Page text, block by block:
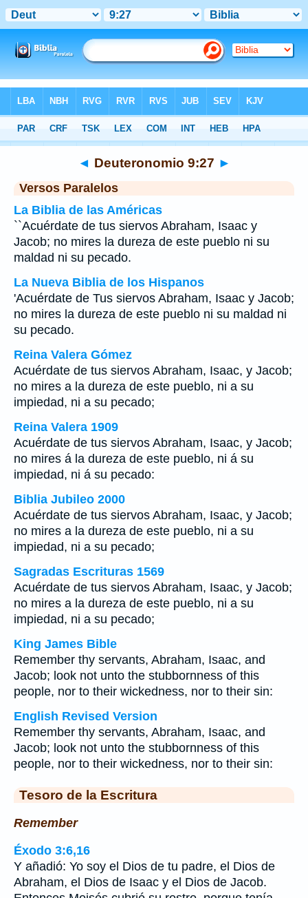
>Deuteronomio >Capítulo 9 > Verso 27
◄ Deuteronomio 9:27 ►
Versos Paralelos
La Biblia de las Américas
``Acuérdate de tus siervos Abraham, Isaac y
Jacob; no mires la dureza de este pueblo ni su
maldad ni su pecado.
La Nueva Biblia de los Hispanos
'Acuérdate de Tus siervos Abraham, Isaac y Jacob;
no mires la dureza de este pueblo ni su maldad ni
su pecado.
Reina Valera Gómez
Acuérdate de tus siervos Abraham, Isaac, y Jacob;
no mires a la dureza de este pueblo, ni a su
impiedad, ni a su pecado;
Reina Valera 1909
Acuérdate de tus siervos Abraham, Isaac, y Jacob;
no mires á la dureza de este pueblo, ni á su
impiedad, ni á su pecado:
Biblia Jubileo 2000
Acuérdate de tus siervos Abraham, Isaac, y Jacob;
no mires a la dureza de este pueblo, ni a su
impiedad, ni a su pecado;
Sagradas Escrituras 1569
Acuérdate de tus siervos Abraham, Isaac, y Jacob;
no mires a la dureza de este pueblo, ni a su
impiedad, ni a su pecado;
King James Bible
Remember thy servants, Abraham, Isaac, and
Jacob; look not unto the stubbornness of this
people, nor to their wickedness, nor to their sin:
English Revised Version
Remember thy servants, Abraham, Isaac, and
Jacob; look not unto the stubbornness of this
people, nor to their wickedness, nor to their sin:
Tesoro de la Escritura
Remember
Éxodo 3:6,16
Y añadió: Yo soy el Dios de tu padre, el Dios de
Abraham, el Dios de Isaac y el Dios de Jacob.